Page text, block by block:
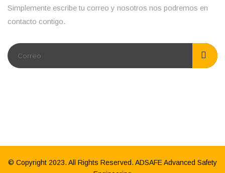
Simplemente escribe tu correo y nosotros nos podremos en
contacto contigo.
© Copyright 2023. All Rights Reserved. ADSAFE Advanced Safety